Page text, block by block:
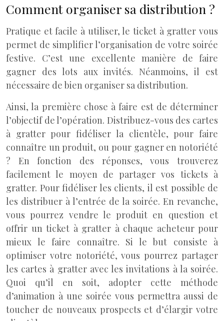
Comment organiser sa distribution ?
Pratique et facile à utiliser, le ticket à gratter vous
permet de simplifier l’organisation de votre soirée
festive. C’est une excellente manière de faire
gagner des lots aux invités. Néanmoins, il est
nécessaire de bien organiser sa distribution.
Ainsi, la première chose à faire est de déterminer
l’objectif de l’opération. Distribuez-vous des cartes
à gratter pour fidéliser la clientèle, pour faire
connaître un produit, ou pour gagner en notoriété
? En fonction des réponses, vous trouverez
facilement le moyen de partager vos tickets à
gratter. Pour fidéliser les clients, il est possible de
les distribuer à l’entrée de la soirée. En revanche,
vous pourrez vendre le produit en question et
offrir un ticket à gratter à chaque acheteur pour
mieux le faire connaître. Si le but consiste à
optimiser votre notoriété, vous pourrez partager
les cartes à gratter avec les invitations à la soirée.
Quoi qu’il en soit, adopter cette méthode
d’animation à une soirée vous permettra aussi de
toucher de nouveaux prospects et d’élargir votre